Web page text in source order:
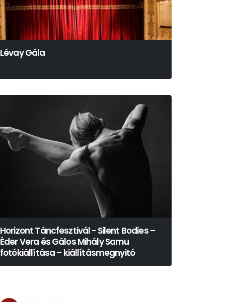
Lévay Gála
Horizont Táncfesztivál - Silent Bodies –
Éder Vera és Gálos Mihály Samu
fotókiállítása – kiállításmegnyitó